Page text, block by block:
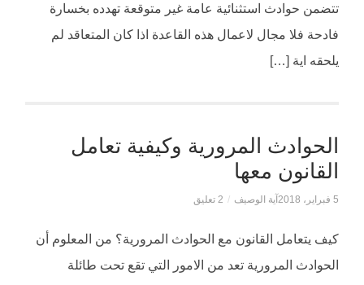
تتضمن حوادث استثنائية عامة غير متوقعة تهدده بخسارة
فادحة فلا مجال لاعمال هذه القاعدة اذا كان المتعاقد لم
يلحقه اية […]
الحوادث المرورية وكيفية تعامل
القانون معها
5 فبراير، 2018 آية الوصيف / 2 تعليق
كيف يتعامل القانون مع الحوادث المرورية؟ من المعلوم أن
الحوادث المرورية تعد من الامور التي تقع تحت طائلة